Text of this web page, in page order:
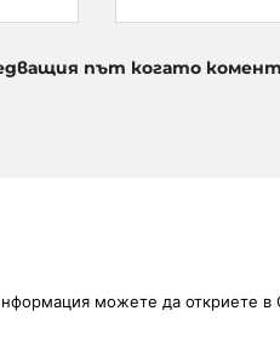
път когато
УСЛОВИЯ И ОБРАБОТКА
можете да откриете в